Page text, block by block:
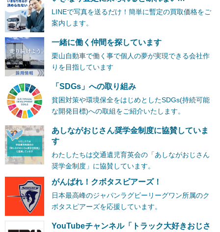
LINEで写真を送るだけ！簡単に暫定の買取価格をご
案内します。
一緒に働く仲間を探しています
栗山自動車で働く事で個人の夢が実現できる会社作
りを目指しています
「SDGs」への取り組み
貧困対策や環境保全をはじめとしたSDGs(持続可能
な開発目標)への取組をご紹介いたします。
あしながおじさん奨学金制度に協賛していま
す
わたしたちは交通遺児育英会の「あしながおじさん
奨学金制度」に協賛しています。
がんばれ！クボタスピアーズ！
日本最高峰のジャパンラグビーリーグワン所属のク
ボタスピアーズを応援しています。
YouTubeチャンネル「トラック大好きおじさ